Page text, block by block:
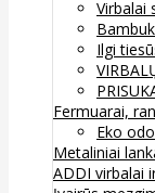
Virbalai
Ilgi
Fermuarai,
Eko
Metaliniai
ADDI virbalai